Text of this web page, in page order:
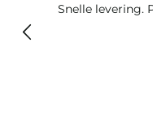
Snelle levering.